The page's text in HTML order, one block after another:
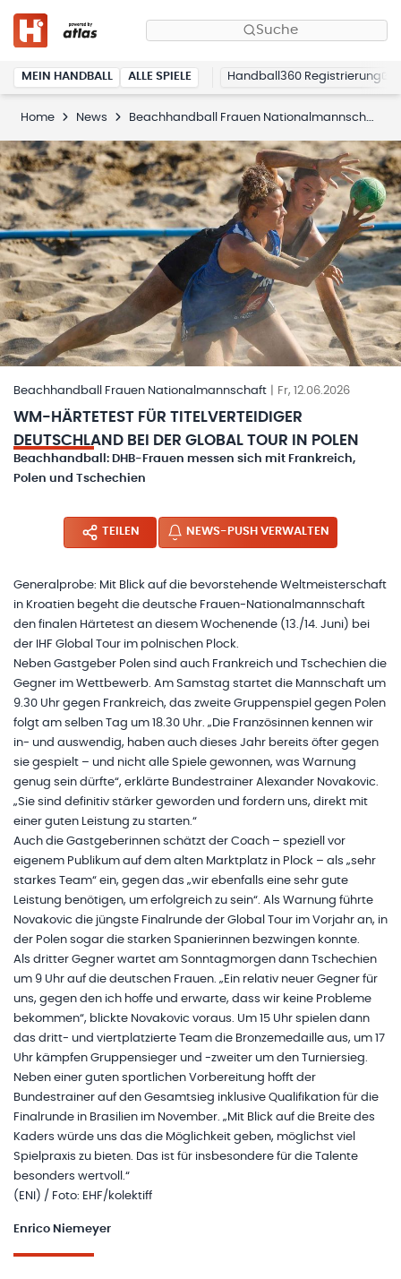
Suche
MEIN HANDBALL ALLE SPIELE Handball360 Registrierung
Home News Beachhandball Frauen Nationalmannschaft
Beachhandball Frauen Nationalmannschaft Fr, 12.06.2026
WM-HÄRTETEST FÜR TITELVERTEIDIGER
DEUTSCHLAND BEI DER GLOBAL TOUR IN POLEN
Beachhandball: DHB-Frauen messen sich mit Frankreich,
Polen und Tschechien
TEILEN NEWS-PUSH VERWALTEN
Generalprobe: Mit Blick auf die bevorstehende Weltmeisterschaft
in Kroatien begeht die deutsche Frauen-Nationalmannschaft
den finalen Härtetest an diesem Wochenende (13./14. Juni) bei
der IHF Global Tour im polnischen Plock.
Neben Gastgeber Polen sind auch Frankreich und Tschechien die
Gegner im Wettbewerb. Am Samstag startet die Mannschaft um
9.30 Uhr gegen Frankreich, das zweite Gruppenspiel gegen Polen
folgt am selben Tag um 18.30 Uhr. „Die Französinnen kennen wir
in- und auswendig, haben auch dieses Jahr bereits öfter gegen
sie gespielt – und nicht alle Spiele gewonnen, was Warnung
genug sein dürfte“, erklärte Bundestrainer Alexander Novakovic.
„Sie sind definitiv stärker geworden und fordern uns, direkt mit
einer guten Leistung zu starten.“
Auch die Gastgeberinnen schätzt der Coach – speziell vor
eigenem Publikum auf dem alten Marktplatz in Plock – als „sehr
starkes Team“ ein, gegen das „wir ebenfalls eine sehr gute
Leistung benötigen, um erfolgreich zu sein“. Als Warnung führte
Novakovic die jüngste Finalrunde der Global Tour im Vorjahr an, in
der Polen sogar die starken Spanierinnen bezwingen konnte.
Als dritter Gegner wartet am Sonntagmorgen dann Tschechien
um 9 Uhr auf die deutschen Frauen. „Ein relativ neuer Gegner für
uns, gegen den ich hoffe und erwarte, dass wir keine Probleme
bekommen“, blickte Novakovic voraus. Um 15 Uhr spielen dann
das dritt- und viertplatzierte Team die Bronzemedaille aus, um 17
Uhr kämpfen Gruppensieger und -zweiter um den Turniersieg.
Neben einer guten sportlichen Vorbereitung hofft der
Bundestrainer auf den Gesamtsieg inklusive Qualifikation für die
Finalrunde in Brasilien im November. „Mit Blick auf die Breite des
Kaders würde uns das die Möglichkeit geben, möglichst viel
Spielpraxis zu bieten. Das ist für insbesondere für die Talente
besonders wertvoll.“
(ENI) / Foto: EHF/kolektiff
Enrico Niemeyer